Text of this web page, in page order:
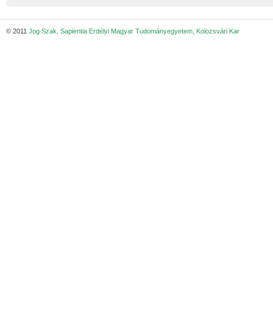
© 2011 Jog Szak, Sapientia Erdélyi Magyar Tudományegyetem, Kolozsvári Kar